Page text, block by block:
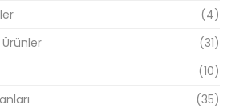
(4)
(31)
(10)
(35)